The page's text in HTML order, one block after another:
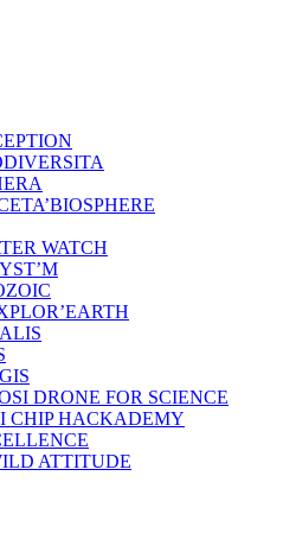
WATCH
DRONE FOR SCIENCE
CHIP HACKADEMY
ATTITUDE